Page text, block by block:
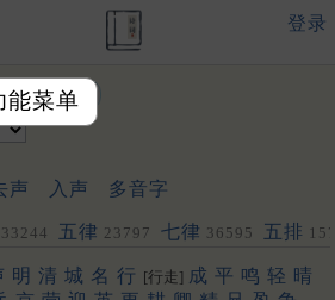
能菜单
登录
声 入声 多音字
33244 五律 23797 七律 36595 五排
明 清 城 名 行 [行走] 成 平 鸣 轻 晴